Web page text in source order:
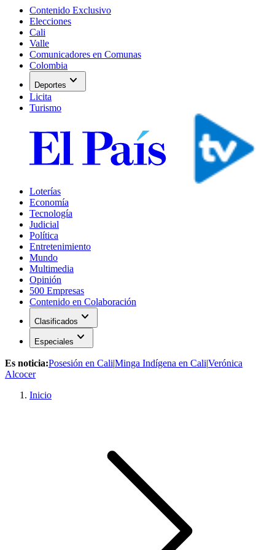
Contenido Exclusivo
Elecciones
Cali
Valle
Comunicadores en Comunas
Colombia
Deportes expand_more
Licita
Turismo
Loterías
Economía
Tecnología
Judicial
Política
Entretenimiento
Mundo
Multimedia
Opinión
500 Empresas
Contenido en Colaboración
Clasificados expand_more
Especiales expand_more
Es noticia:Posesión en Cali|Minga Indígena en Cali|Verónica
Alcocer
Inicio